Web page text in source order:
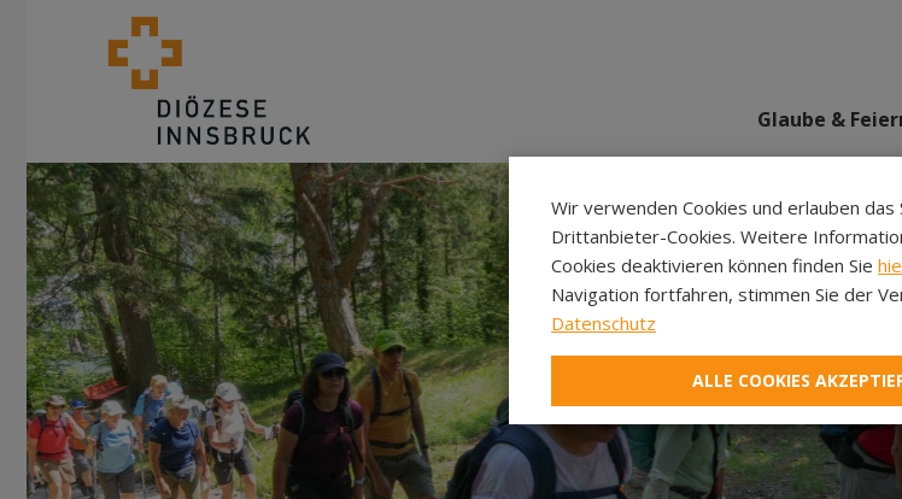
Glaube &
Wir verwenden Cookies und erlauben das
Drittanbieter-Cookies. Weitere
Cookies deaktivieren können finden Sie
Navigation fortfahren, stimmen Sie der
Datenschutz
ALLE COOKIES